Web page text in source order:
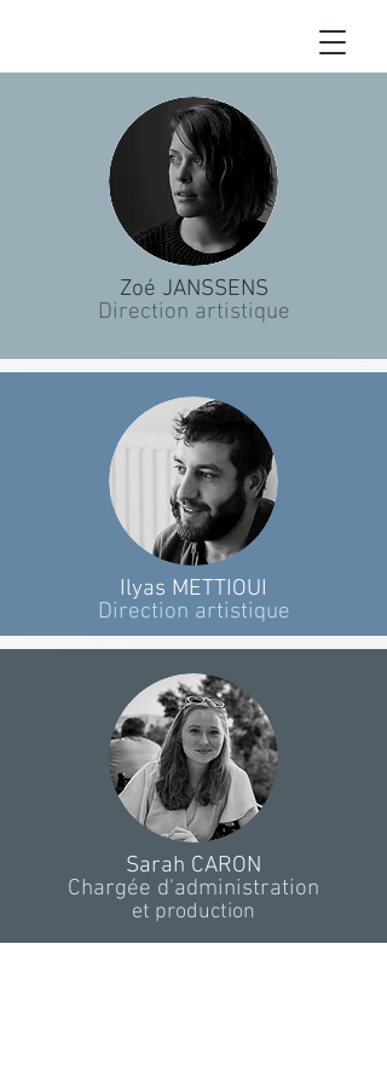
Zoé JANSSENS
Direction artistique
Ilyas METTIOUI
Direction artistique
Sarah CARON
Chargée d'administration
et production